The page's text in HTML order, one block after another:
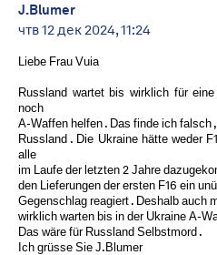
J.Blumer
чтв 12 дек 2024, 11:24
Liebe Frau Vuia
Russland wartet bis wirklich für
noch
A-Waffen helfen . Das finde ich falsch
Russland . Die Ukraine hätte weder
alle
im Laufe der letzten 2 Jahre
den Lieferungen der ersten F16 ein
Gegenschlag reagiert . Deshalb auch
wirklich warten bis in der Ukraine A-
Das wäre für Russland Selbstmord .
Ich grüsse Sie J.Blumer